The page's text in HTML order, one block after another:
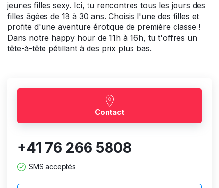
jeunes filles sexy. Ici, tu rencontres tous les jours des
filles âgées de 18 à 30 ans. Choisis l'une des filles et
profite d'une aventure érotique de première classe !
Dans notre happy hour de 11h à 16h, tu t'offres un
tête-à-tête pétillant à des prix plus bas.
Contact
+41 76 266 5808
SMS acceptés